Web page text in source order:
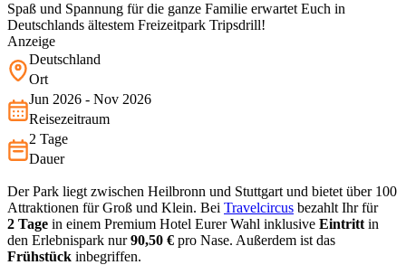
Spaß und Spannung für die ganze Familie erwartet Euch in
Deutschlands ältestem Freizeitpark Tripsdrill!
Anzeige
Deutschland
Ort
Jun 2026 - Nov 2026
Reisezeitraum
2 Tage
Dauer
Der Park liegt zwischen Heilbronn und Stuttgart und bietet über 100
Attraktionen für Groß und Klein. Bei Travelcircus bezahlt Ihr für
2 Tage in einem Premium Hotel Eurer Wahl inklusive Eintritt in
den Erlebnispark nur90,50 € pro Nase. Außerdem ist das
Frühstück inbegriffen.